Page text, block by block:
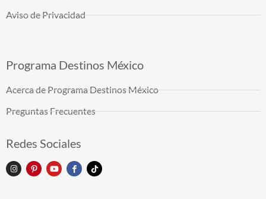
Aviso de Privacidad
Programa Destinos México
Acerca de Programa Destinos México
Preguntas Frecuentes
Redes Sociales